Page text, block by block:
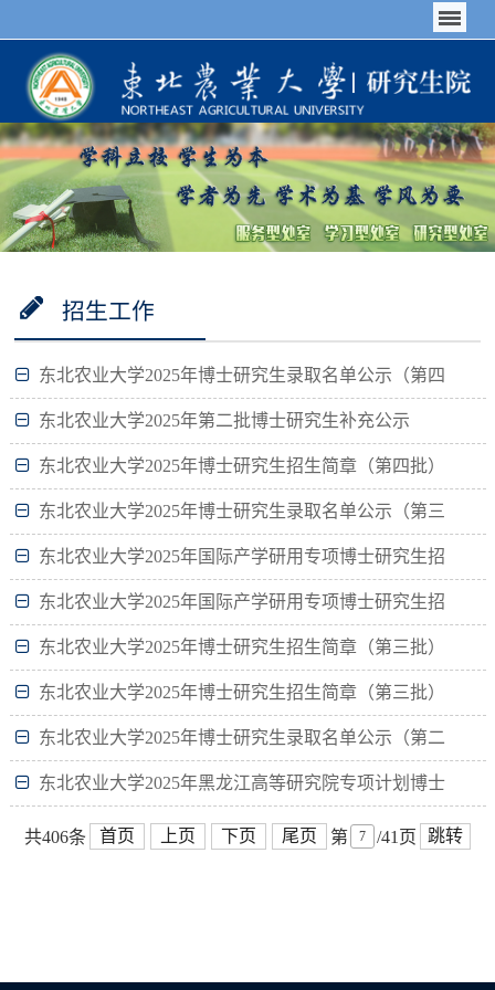
招生工作
东北农业大学2025年博士研究生录取名单公示（第四
批）
东北农业大学2025年第二批博士研究生补充公示
东北农业大学2025年博士研究生招生简章（第四批）
东北农业大学2025年博士研究生录取名单公示（第三
批、高等研究院、少民骨干、国际产学研用专项）
东北农业大学2025年国际产学研用专项博士研究生招
生简章
东北农业大学2025年国际产学研用专项博士研究生招
生简章
东北农业大学2025年博士研究生招生简章（第三批）
东北农业大学2025年博士研究生招生简章（第三批）
东北农业大学2025年博士研究生录取名单公示（第二
批）
东北农业大学2025年黑龙江高等研究院专项计划博士
研究生招生简章
共406条 首页 上页 下页 尾页 第 /41页 跳转